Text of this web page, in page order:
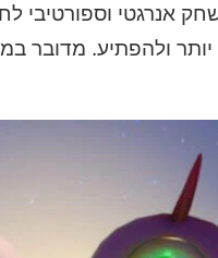
וספורטיבי
ולהפתיע. מדובר